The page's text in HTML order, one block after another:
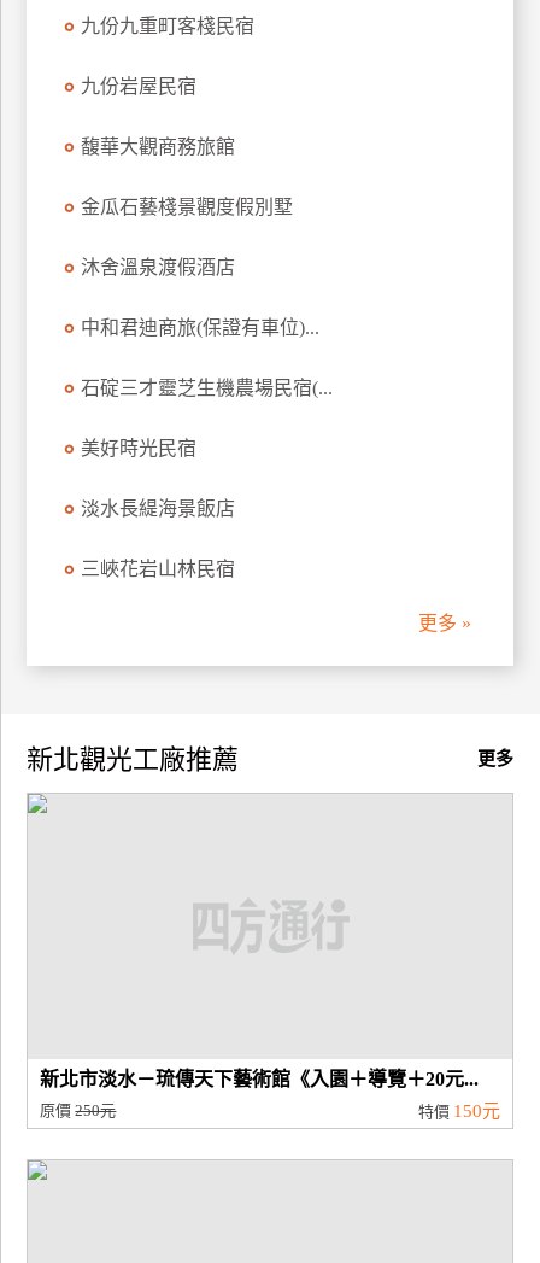
旅
計
九份九重町客棧民宿
九份岩屋民宿
馥華大觀商務旅館
金瓜石藝棧景觀度假別墅
沐舍溫泉渡假酒店
中和君迪商旅(保證有車位)...
石碇三才靈芝生機農場民宿(...
美好時光民宿
淡水長緹海景飯店
三峽花岩山林民宿
更多 »
更多
新北觀光工廠推薦
新北市淡水－琉傳天下藝術館《入園＋導覽＋20元...
原價250元 特價 150元